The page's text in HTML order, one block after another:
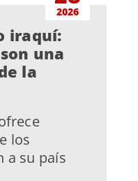
2026
iraquí:
una
la
los
a su país